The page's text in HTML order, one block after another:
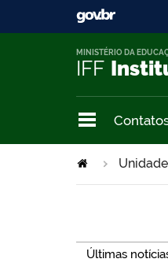
IFF
MINISTÉRIO DA
Últimas